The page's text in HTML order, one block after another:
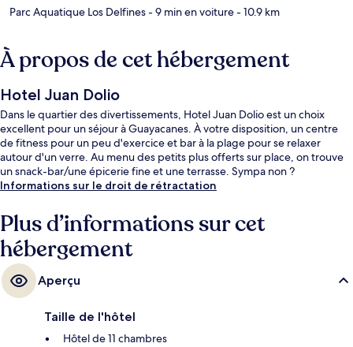
Parc Aquatique Los Delfines- 9 min en voiture- 10.9 km
À propos de cet hébergement
Hotel Juan Dolio
Dans le quartier des divertissements, Hotel Juan Dolio est un choix
excellent pour un séjour à Guayacanes. À votre disposition, un centre
de fitness pour un peu d'exercice et bar à la plage pour se relaxer
autour d'un verre. Au menu des petits plus offerts sur place, on trouve
un snack-bar/une épicerie fine et une terrasse. Sympa non ?
Informations sur le droit de rétractation
Plus d’informations sur cet
hébergement
Aperçu
Taille de l'hôtel
Hôtel de 11 chambres